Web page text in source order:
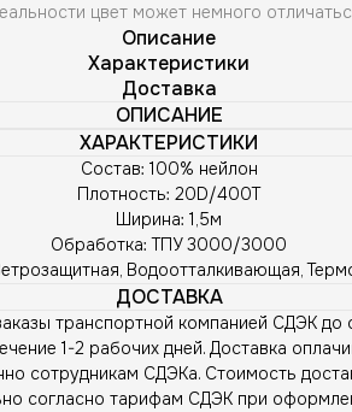
цвет может немного
Описание
Характеристики
Доставка
ОПИСАНИЕ
ХАРАКТЕРИСТИКИ
Состав: 100% нейлон
Плотность: 20D/400T
Ширина: 1,5м
Обработка: ТПУ 3000/3000
Водоотталкивающая,
ДОСТАВКА
транспортной компанией СДЭК до
1-2 рабочих дней. Доставка
сотрудникам СДЭКа. Стоимость
согласно тарифам СДЭК при